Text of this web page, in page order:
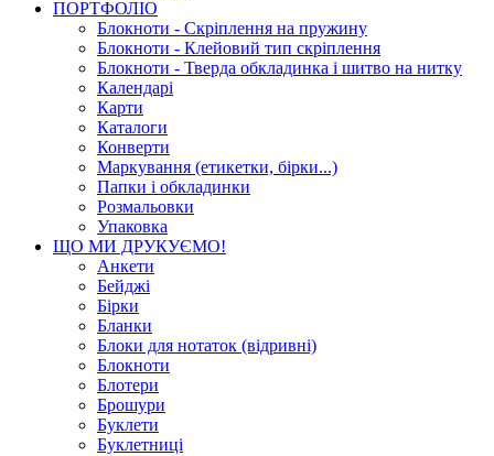
ПОРТФОЛІО
Блокноти - Скріплення на пружину
Блокноти - Клейовий тип скріплення
Блокноти - Тверда обкладинка і шитво на нитку
Календарі
Карти
Каталоги
Конверти
Маркування (етикетки, бірки...)
Папки і обкладинки
Розмальовки
Упаковка
ЩО МИ ДРУКУЄМО!
Анкети
Бейджі
Бірки
Бланки
Блоки для нотаток (відривні)
Блокноти
Блотери
Брошури
Буклети
Буклетниці